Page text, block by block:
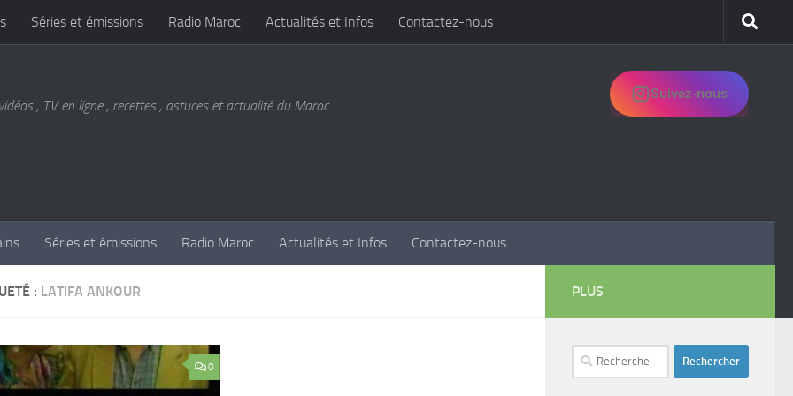
Séries et émissions Radio Maroc Actualités et Infos Contactez-nous
, TV en ligne , recettes , astuces et actualité du Maroc
Suivez-nous
Séries et émissions Radio Maroc Actualités et Infos Contactez-nous
: LATIFA ANKOUR
0
PLUS
Rechercher :